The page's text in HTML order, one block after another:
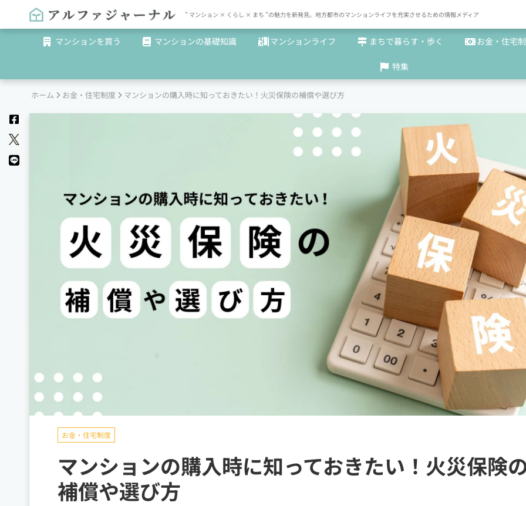
" マンション × くらし × まち "の魅力を新発見。地方都市のマンションライフを充実させるための情報メディア
マンションを買う マンションの基礎知識 マンションライフ まちで暮らす・歩く お金・住宅
特集
ホーム お金・住宅制度 マンションの購入時に知っておきたい！火災保険の補償や選び方
お金・住宅制度
マンションの購入時に知っておきたい！火災保険
補償や選び方